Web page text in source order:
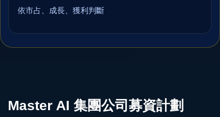
依市占、成長、獲利判斷
Master AI 集團公司募資計劃